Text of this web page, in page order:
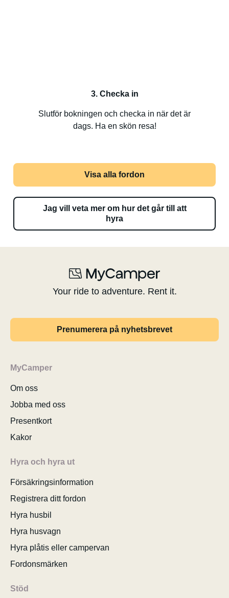
3. Checka in
Slutför bokningen och checka in när det är
dags. Ha en skön resa!
Visa alla fordon
Jag vill veta mer om hur det går till att
hyra
Your ride to adventure. Rent it.
Prenumerera på nyhetsbrevet
MyCamper
Om oss
Jobba med oss
Presentkort
Kakor
Hyra och hyra ut
Försäkringsinformation
Registrera ditt fordon
Hyra husbil
Hyra husvagn
Hyra plåtis eller campervan
Fordonsmärken
Stöd